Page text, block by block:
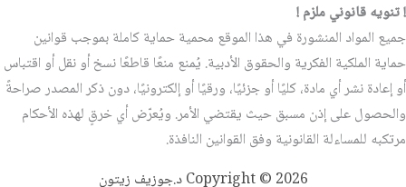
! تنويه قانوني ملزم !
جميع المواد المنشورة في هذا الموقع محمية حماية كاملة بموجب قوانين
حماية الملكية الفكرية والحقوق الأدبية. يُمنع منعًا قاطعًا نسخ أو نقل أو اقتباس
أو إعادة نشر أي مادة، كليًا أو جزئيًا، ورقيًا أو إلكترونيًا، دون ذكر المصدر صراحةً
والحصول على إذن مسبق حيث يقتضي الأمر. ويُعرّض أي خرقٍ لهذه الأحكام
مرتكبه للمساءلة القانونية وفق القوانين النافذة.
Copyright © 2026 د.جوزيف زيتون